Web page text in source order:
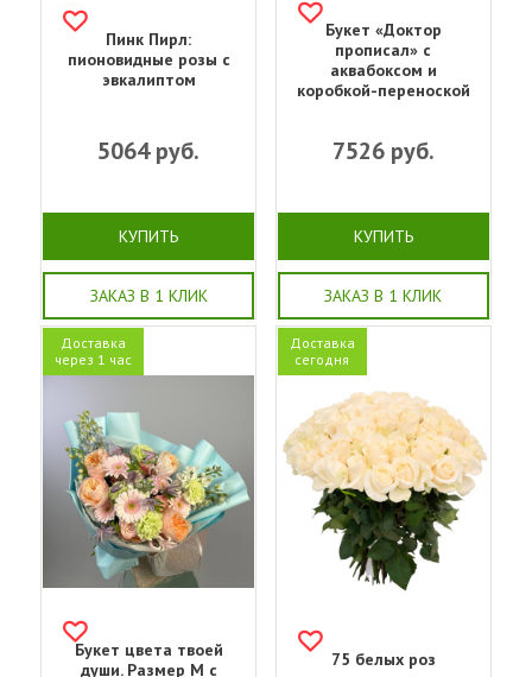
Пинк Пирл:
пионовидные розы с
эвкалиптом
5064руб.
КУПИТЬ
ЗАКАЗ В 1 КЛИК
Букет «‎Доктор
прописал»‎ с
аквабоксом и
коробкой-переноской
7526руб.
КУПИТЬ
ЗАКАЗ В 1 КЛИК
Доставка
через 1 час
Букет цвета твоей
души. Размер M с
Доставка
сегодня
75 белых роз